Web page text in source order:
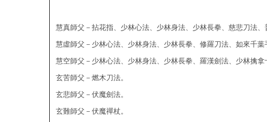
慧真師父－拈花指、少林心法、少林身法、少林長拳、慈悲刀法
慧虛師父－少林心法、少林身法、少林長拳、修羅刀法、如來千葉
慧空師父－少林心法、少林身法、少林長拳、羅漢劍法、少林擒拿
玄苦師父－燃木刀法。
玄悲師父－伏魔劍法。
玄難師父－伏魔禪杖。